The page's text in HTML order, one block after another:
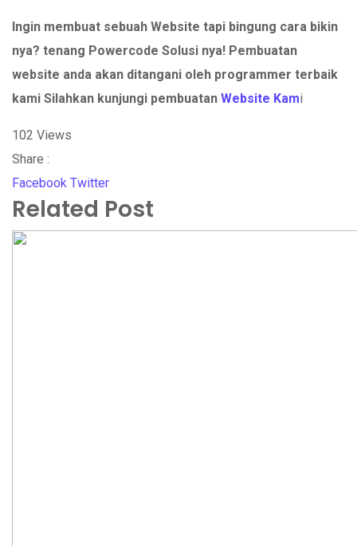
Ingin membuat sebuah Website tapi bingung cara bikin
nya? tenang Powercode Solusi nya! Pembuatan
website anda akan ditangani oleh programmer terbaik
kami Silahkan kunjungi pembuatan Website Kami
102 Views
Share :
Facebook TwitterWhatsapp
Share
via
Email
Print
Related Post